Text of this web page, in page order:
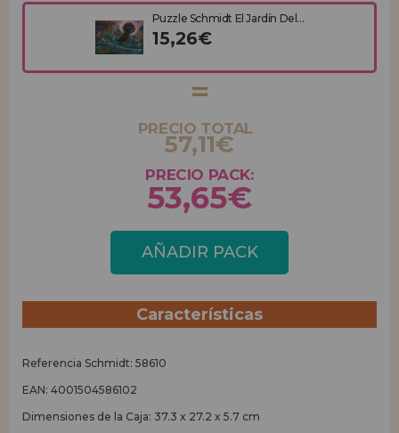
Puzzle Schmidt El Jardín Del...
15,26€
PRECIO TOTAL
57,11€
PRECIO PACK:
53,65€
AÑADIR PACK
Características
Referencia Schmidt: 58610
EAN: 4001504586102
Dimensiones de la Caja: 37.3 x 27.2 x 5.7 cm